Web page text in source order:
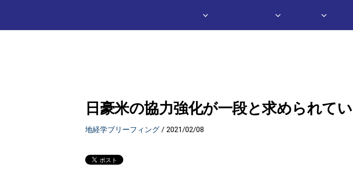
日豪米の協力強化が一段と求められてい
地経学ブリーフィング /2021/02/08